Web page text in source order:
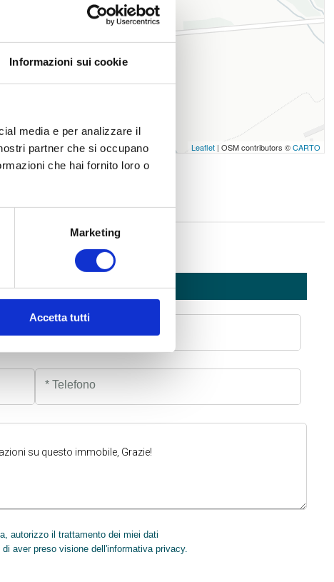
Informazioni sui cookie
media e per analizzare il
partner che si occupano
che hai fornito loro o
Marketing
Accetta tutti
Leaflet| OSM contributors ©CARTO
* Telefono
autorizzo il trattamento dei miei dati
aver preso visione dell'informativa privacy.